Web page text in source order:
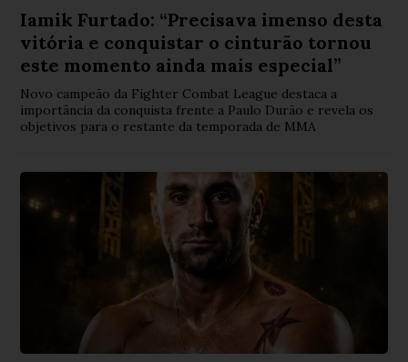
Iamik Furtado: “Precisava imenso desta
vitória e conquistar o cinturão tornou
este momento ainda mais especial”
Novo campeão da Fighter Combat League destaca a
importância da conquista frente a Paulo Durão e revela os
objetivos para o restante da temporada de MMA